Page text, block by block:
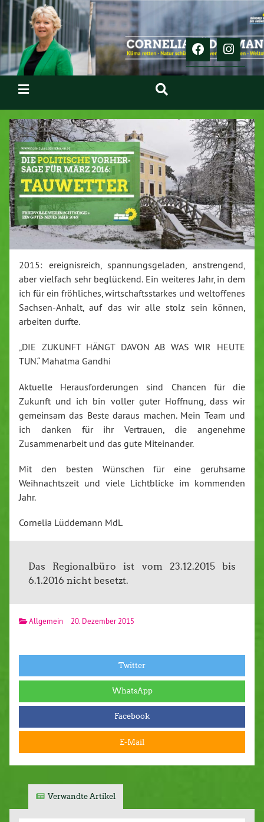
2015: ereignisreich, spannungsgeladen, anstrengend,
aber vielfach sehr beglückend. Ein weiteres Jahr, in dem
ich für ein fröhliches, wirtschaftsstarkes und weltoffenes
Sachsen-Anhalt, auf das wir alle stolz sein können,
arbeiten durfte.
„DIE ZUKUNFT HÄNGT DAVON AB WAS WIR HEUTE
TUN.“ Mahatma Gandhi
Aktuelle Herausforderungen sind Chancen für die
Zukunft und ich bin voller guter Hoffnung, dass wir
gemeinsam das Beste daraus machen. Mein Team und
ich danken für ihr Vertrauen, die angenehme
Zusammenarbeit und das gute Miteinander.
Mit den besten Wünschen für eine geruhsame
Weihnachtszeit und viele Lichtblicke im kommenden
Jahr.
Cornelia Lüddemann MdL
Das Regionalbüro ist vom 23.12.2015 bis
6.1.2016 nicht besetzt.
Allgemein 20. Dezember 2015
Twitter
WhatsApp
Facebook
E-Mail
Verwandte Artikel